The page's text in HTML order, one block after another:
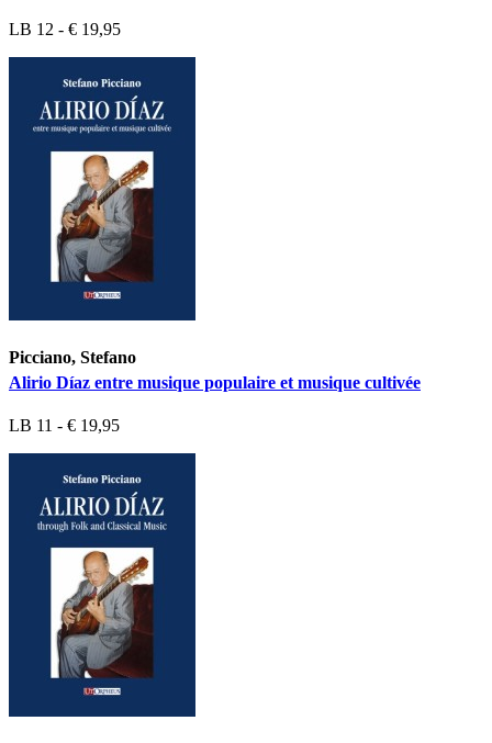
LB 12 - € 19,95
Picciano, Stefano
Alirio Díaz entre musique populaire et musique cultivée
LB 11 - € 19,95